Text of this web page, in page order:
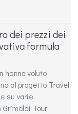
dei prezzi dei
formula
hanno voluto
al progetto Travel
su varie
Tour